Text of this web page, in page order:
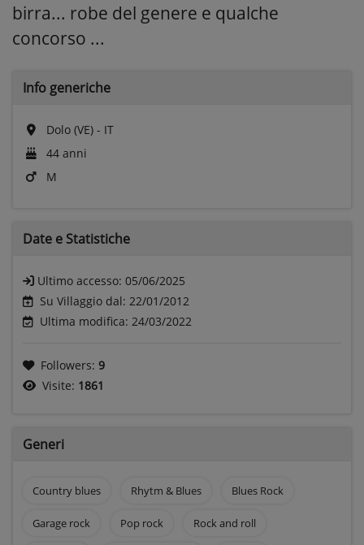
birra... robe del genere e qualche
concorso ...
Info generiche
Dolo (VE) - IT
44 anni
M
Date e Statistiche
Ultimo accesso: 05/06/2025
Su Villaggio dal: 22/01/2012
Ultima modifica: 24/03/2022
Followers: 9
Visite: 1861
Generi
Country blues Rhytm & Blues Blues Rock
Garage rock Pop rock Rock and roll